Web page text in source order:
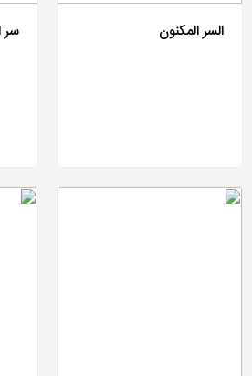
السر المکنون سر